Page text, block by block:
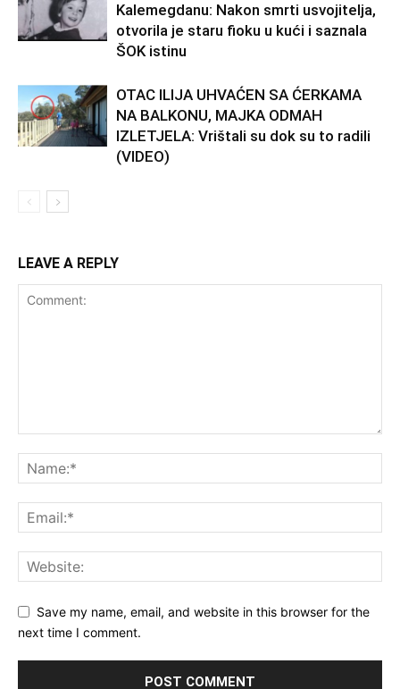
Kalemegdanu: Nakon smrti usvojitelja,
otvorila je staru fioku u kući i saznala
ŠOK istinu
OTAC ILIJA UHVAĆEN SA ĆERKAMA
NA BALKONU, MAJKA ODMAH
IZLETJELA: Vrištali su dok su to radili
(VIDEO)
LEAVE A REPLY
Save my name, email, and website in this browser for the
next time I comment.